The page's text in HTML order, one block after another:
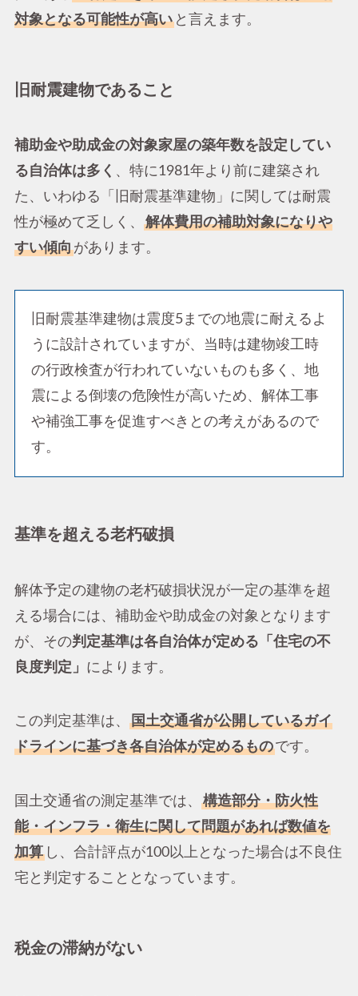
対象となる可能性が高いと言えます。
旧耐震建物であること
補助金や助成金の対象家屋の築年数を設定してい
る自治体は多く 、特に1981年より前に建築され
た、いわゆる「旧耐震基準建物」に関しては耐震
性が極めて乏しく、
解体費用の補助対象になりや
すい傾向があります。
旧耐震基準建物は震度5までの地震に耐えるよ
うに設計されていますが、当時は建物竣工時
の行政検査が行われていないものも多く、地
震による倒壊の危険性が高いため、解体工事
や補強工事を促進すべきとの考えがあるので
す。
基準を超える老朽破損
解体予定の建物の老朽破損状況が一定の基準を超
える場合には、補助金や助成金の対象となります
が、その判定基準は各自治体が定める「住宅の不
良度判定」 によります。
この判定基準は、
国土交通省が公開しているガイ
ドラインに基づき各自治体が定めるものです。
国土交通省の測定基準では、
構造部分・防火性
能・インフラ・衛生に関して問題があれば数値を
加算し、合計評点が100以上となった場合は不良住
宅と判定することとなっています。
税金の滞納がない